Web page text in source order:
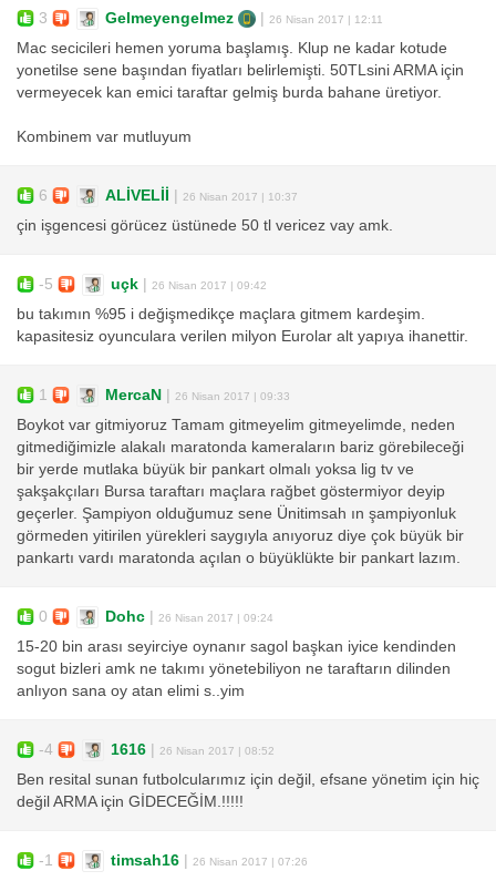
3 Gelmeyengelmez 26 Nisan 2017 | 12:11
Mac secicileri hemen yoruma başlamış. Klup ne kadar kotude
yonetilse sene başından fiyatları belirlemişti. 50TLsini ARMA için
vermeyecek kan emici taraftar gelmiş burda bahane üretiyor.
Kombinem var mutluyum
6 ALİVELİİ 26 Nisan 2017 | 10:37
çin işgencesi görücez üstünede 50 tl vericez vay amk.
-5 uçk 26 Nisan 2017 | 09:42
bu takımın %95 i değişmedikçe maçlara gitmem kardeşim.
kapasitesiz oyunculara verilen milyon Eurolar alt yapıya ihanettir.
1 MercaN 26 Nisan 2017 | 09:33
Boykot var gitmiyoruz Tamam gitmeyelim gitmeyelimde, neden
gitmediğimizle alakalı maratonda kameraların bariz görebileceği
bir yerde mutlaka büyük bir pankart olmalı yoksa lig tv ve
şakşakçıları Bursa taraftarı maçlara rağbet göstermiyor deyip
geçerler. Şampiyon olduğumuz sene Ünitimsah ın şampiyonluk
görmeden yitirilen yürekleri saygıyla anıyoruz diye çok büyük bir
pankartı vardı maratonda açılan o büyüklükte bir pankart lazım.
0 Dohc 26 Nisan 2017 | 09:24
15-20 bin arası seyirciye oynanır sagol başkan iyice kendinden
sogut bizleri amk ne takımı yönetebiliyon ne taraftarın dilinden
anlıyon sana oy atan elimi s..yim
-4 1616 26 Nisan 2017 | 08:52
Ben resital sunan futbolcularımız için değil, efsane yönetim için hiç
değil ARMA için GİDECEĞİM.!!!!!
-1 timsah16 26 Nisan 2017 | 07:26